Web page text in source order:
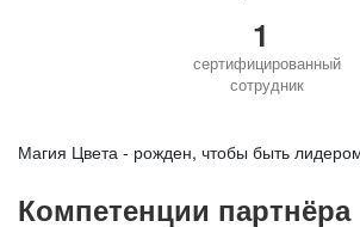
1
сертифицированный
сотрудник
Магия Цвета - рожден, чтобы быть
Компетенции партнёра